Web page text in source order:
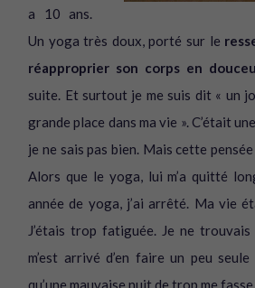
a 10 ans.
Un yoga très doux, porté sur le
réapproprier son corps en
suite. Et surtout je me suis dit « un
grande place dans ma vie ». C’était
je ne sais pas bien. Mais cette
Alors que le yoga, lui m’a quitté
année de yoga, j’ai arrêté. Ma vie
J’étais trop fatiguée. Je ne
m’est arrivé d’en faire un peu seule
qu’une mauvaise nuit de trop me